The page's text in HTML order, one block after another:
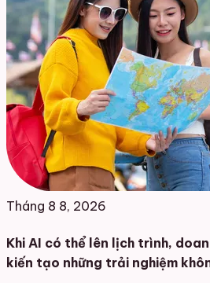
Tháng 8 8, 2026
Khi AI có thể lên lịch trình,
kiến tạo những trải nghiệm